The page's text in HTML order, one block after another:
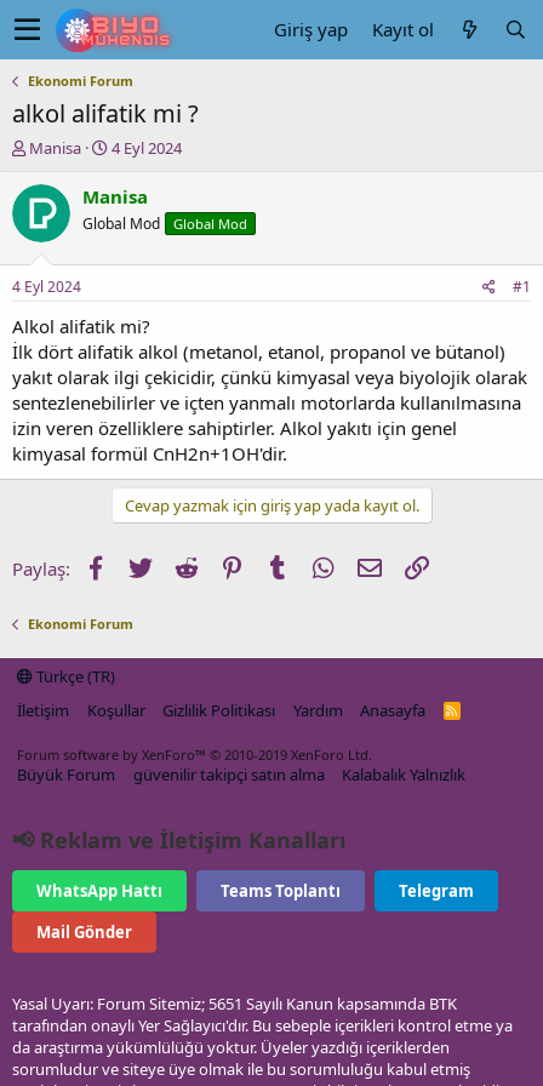
Giriş yap Kayıt ol
Ekonomi Forum
alkol alifatik mi ?
K
n
y
b
a
ş
a
t
a
n
Manisa
B
ş
a
ç
t
a
r
i
h
i
4 Eyl 2024
Manisa
Global Mod Global Mod
4 Eyl 2024 #1
Alkol alifatik mi?
İlk dört alifatik alkol (metanol, etanol, propanol ve bütanol)
yakıt olarak ilgi çekicidir, çünkü kimyasal veya biyolojik olarak
sentezlenebilirler ve içten yanmalı motorlarda kullanılmasına
izin veren özelliklere sahiptirler. Alkol yakıtı için genel
kimyasal formül CnH2n+1OH'dir.
Cevap yazmak için giriş yap yada kayıt ol.
Paylaş: Facebook
TwitterReddit PinterestTumblrWhatsApp
E-postaLink
Ekonomi Forum
Türkçe (TR)
İletişim
Koşullar Gizlilik Politikası Yardım Anasayfa
R
Forum software by XenForo™ © 2010-2019 XenForo Ltd.
Büyük Forum güvenilir takipçi satın alma Kalabalık Yalnızlık
📢 Reklam ve İletişim Kanalları
WhatsApp Hattı Teams Toplantı
Telegram
Mail Gönder
Yasal Uyarı: Forum Sitemiz; 5651 Sayılı Kanun kapsamında BTK
tarafından onaylı Yer Sağlayıcı'dır. Bu sebeple içerikleri kontrol etme ya
da araştırma yükümlülüğü yoktur. Üyeler yazdığı içeriklerden
sorumludur ve siteye üye olmak ile bu sorumluluğu kabul etmiş